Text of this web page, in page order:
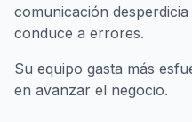
comunicación
conduce a errores.
Su equipo gasta más
en avanzar el negocio.